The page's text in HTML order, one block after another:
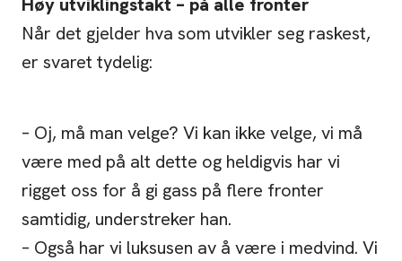
Når det gjelder hva som utvikler seg raskest,
er svaret tydelig:
– Oj, må man velge? Vi kan ikke velge, vi må
være med på alt dette og heldigvis har vi
rigget oss for å gi gass på flere fronter
samtidig, understreker han.
– Også har vi luksusen av å være i medvind. Vi